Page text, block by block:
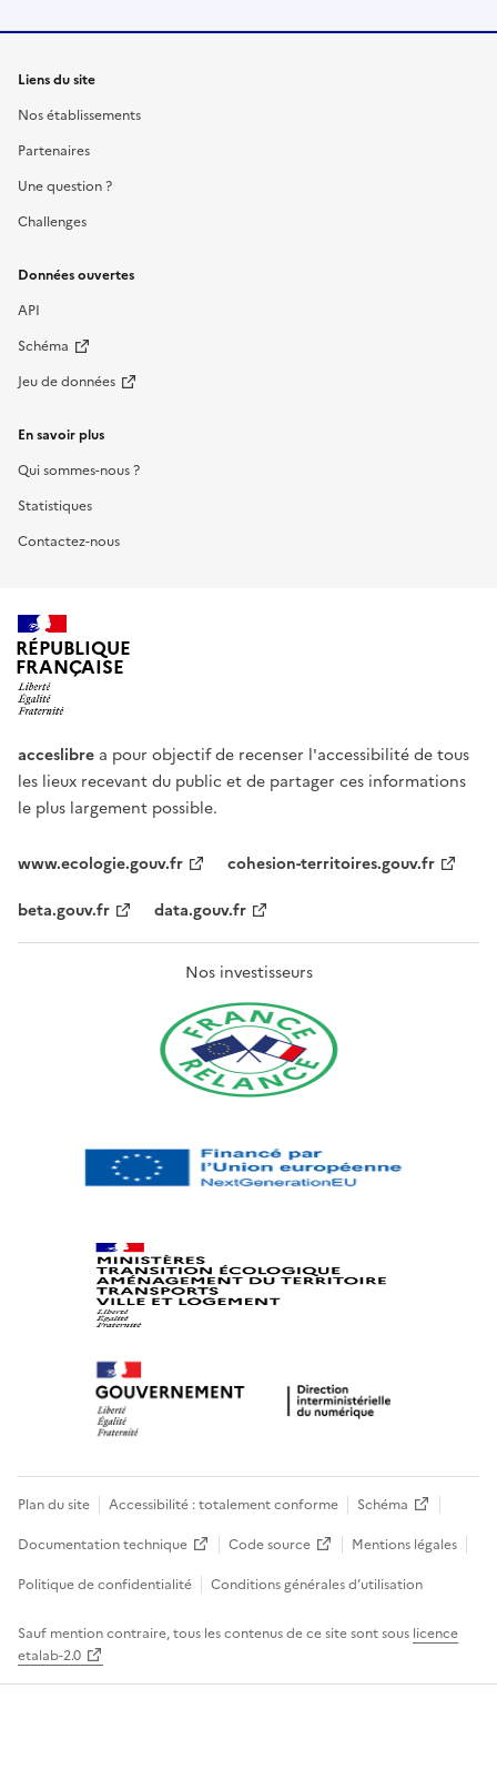
Liens du site
Nos établissements
Partenaires
Une question ?
Challenges
Données ouvertes
API
Schéma
Jeu de données
En savoir plus
Qui sommes-nous ?
Statistiques
Contactez-nous
RÉPUBLIQUE
FRANÇAISE
acceslibre a pour objectif de recenser l'accessibilité de tous
les lieux recevant du public et de partager ces informations
le plus largement possible.
www.ecologie.gouv.fr
cohesion-territoires.gouv.fr
beta.gouv.fr
data.gouv.fr
Nos investisseurs
Plan du site Accessibilité : totalement conforme
Schéma
Documentation technique
Code source
Mentions légales
Politique de confidentialité
Conditions générales d’utilisation
Sauf mention contraire, tous les contenus de ce site sont sous licence
etalab-2.0